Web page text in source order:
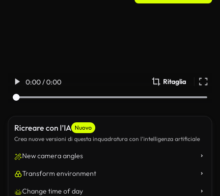
0:00 / 0:00 Ritaglia
Ricreare con l’IA Nuovo
Crea nuove versioni di questa inquadratura con l’intelligenza artificiale
New camera angles
Transform environment
Change time of day